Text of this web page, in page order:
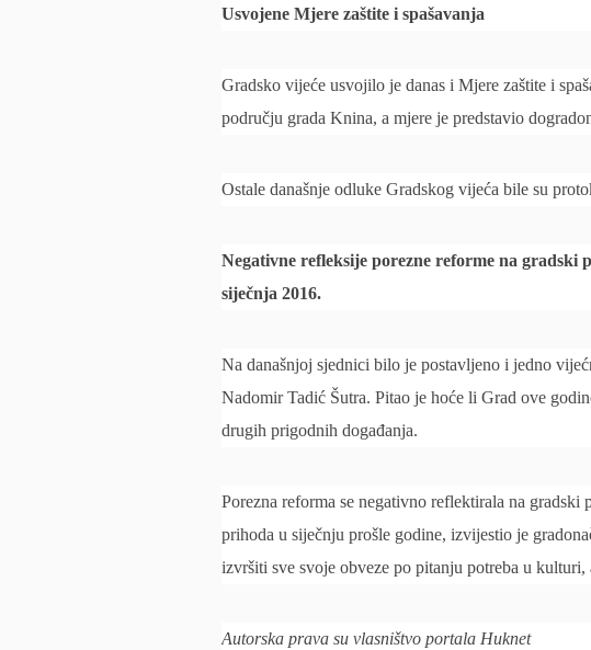
Usvojene Mjere zaštite i spašavanja
Gradsko vijeće usvojilo je danas i Mjere zaštite i
području grada Knina, a mjere je predstavio
Ostale današnje odluke Gradskog vijeća bile su
Negativne refleksije porezne reforme na
siječnja 2016.
Na današnjoj sjednici bilo je postavljeno i jedno
Nadomir Tadić Šutra. Pitao je hoće li Grad ove
drugih prigodnih događanja.
Porezna reforma se negativno reflektirala na
prihoda u siječnju prošle godine, izvijestio je
izvršiti sve svoje obveze po pitanju potreba u kulturi,
Autorska prava su vlasništvo portala Huknet